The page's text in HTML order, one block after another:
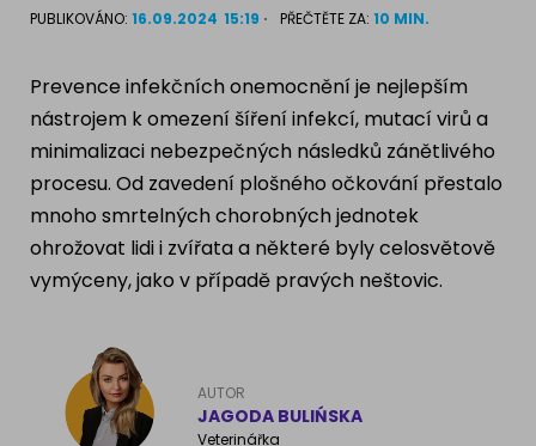
Francouzský buldog
Dalmatín
Zlatý retrívr
Německý ovčák
Atlas psů
Ragdoll
Britská krátkosrstá kočka
Bengálská kočka
Kanadský Sphynx
PUBLIKOVÁNO: 16.09.2024 15:19 PŘEČTĚTE ZA: 10 MIN.
Prevence infekčních onemocnění je nejlepším
nástrojem k omezení šíření infekcí, mutací virů a
minimalizaci nebezpečných následků zánětlivého
procesu. Od zavedení plošného očkování přestalo
mnoho smrtelných chorobných jednotek
ohrožovat lidi i zvířata a některé byly celosvětově
vymýceny, jako v případě pravých neštovic.
AUTOR
JAGODA BULIŃSKA
Veterinářka